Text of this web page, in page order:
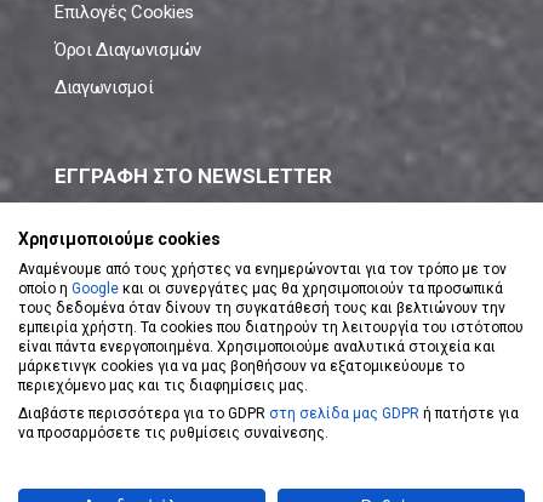
Επιλογές Cookies
Όροι Διαγωνισμών
Διαγωνισμοί
ΕΓΓΡΑΦΗ ΣΤΟ NEWSLETTER
ΕΓΓΡΑΦΗ ΣΤΟ NEWSLETTER
Αποδέχομαι τουςΌρους Χρήσης
Powered byeShopKeyDesigned byKoolmetrix
Χρησιμοποιούμε cookies
Αναμένουμε από τους χρήστες να ενημερώνονται για τον τρόπο με τον
οποίο η Google και οι συνεργάτες μας θα χρησιμοποιούν τα προσωπικά
τους δεδομένα όταν δίνουν τη συγκατάθεσή τους και βελτιώνουν την
εμπειρία χρήστη. Τα cookies που διατηρούν τη λειτουργία του ιστότοπου
είναι πάντα ενεργοποιημένα. Χρησιμοποιούμε αναλυτικά στοιχεία και
μάρκετινγκ cookies για να μας βοηθήσουν να εξατομικεύουμε το
περιεχόμενο μας και τις διαφημίσεις μας.
Διαβάστε περισσότερα για το GDPR στη σελίδα μας GDPR ή πατήστε για
να προσαρμόσετε τις ρυθμίσεις συναίνεσης.